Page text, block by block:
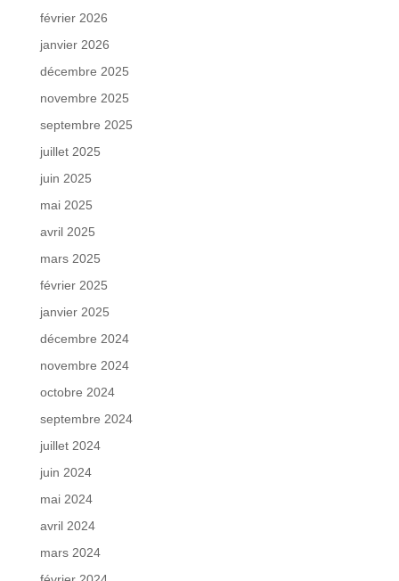
février 2026
janvier 2026
décembre 2025
novembre 2025
septembre 2025
juillet 2025
juin 2025
mai 2025
avril 2025
mars 2025
février 2025
janvier 2025
décembre 2024
novembre 2024
octobre 2024
septembre 2024
juillet 2024
juin 2024
mai 2024
avril 2024
mars 2024